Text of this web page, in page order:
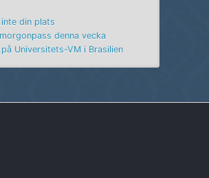
inte din plats
denna vecka
på Universitets-VM i Brasilien